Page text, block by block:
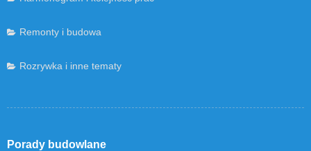
Remonty i budowa
Rozrywka i inne tematy
Porady budowlane